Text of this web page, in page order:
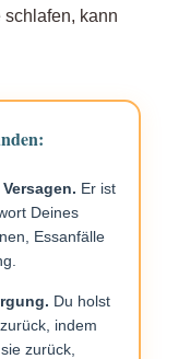
haben
erlebt?
„Versagen“
willst Du noch
schlafen, kann
Er ist
Deines
Essanfälle
Du holst
indem
zurück,